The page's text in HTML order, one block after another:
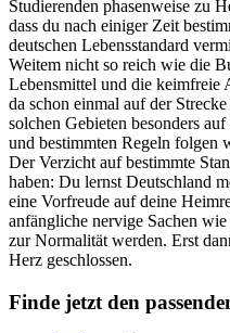
Studierenden phasenweise zu
dass du nach einiger Zeit
deutschen Lebensstandard
Weitem nicht so reich wie die
Lebensmittel und die keimfreie
da schon einmal auf der
solchen Gebieten besonders
und bestimmten Regeln folgen
Der Verzicht auf bestimmte
haben: Du lernst Deutschland
eine Vorfreude auf deine
anfängliche nervige Sachen
zur Normalität werden. Erst
Herz geschlossen.
Finde jetzt den